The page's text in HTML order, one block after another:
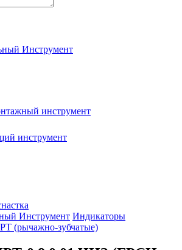
Инструмент
инструмент
инструмент
Инструмент Индикаторы
(рычажно-зубчатые)